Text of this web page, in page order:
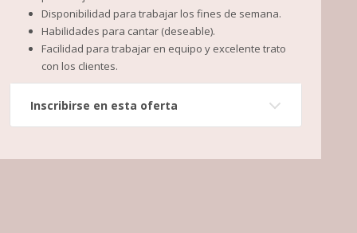
Disponibilidad para trabajar los fines de semana.
Habilidades para cantar (deseable).
Facilidad para trabajar en equipo y excelente trato
con los clientes.
Inscribirse en esta oferta